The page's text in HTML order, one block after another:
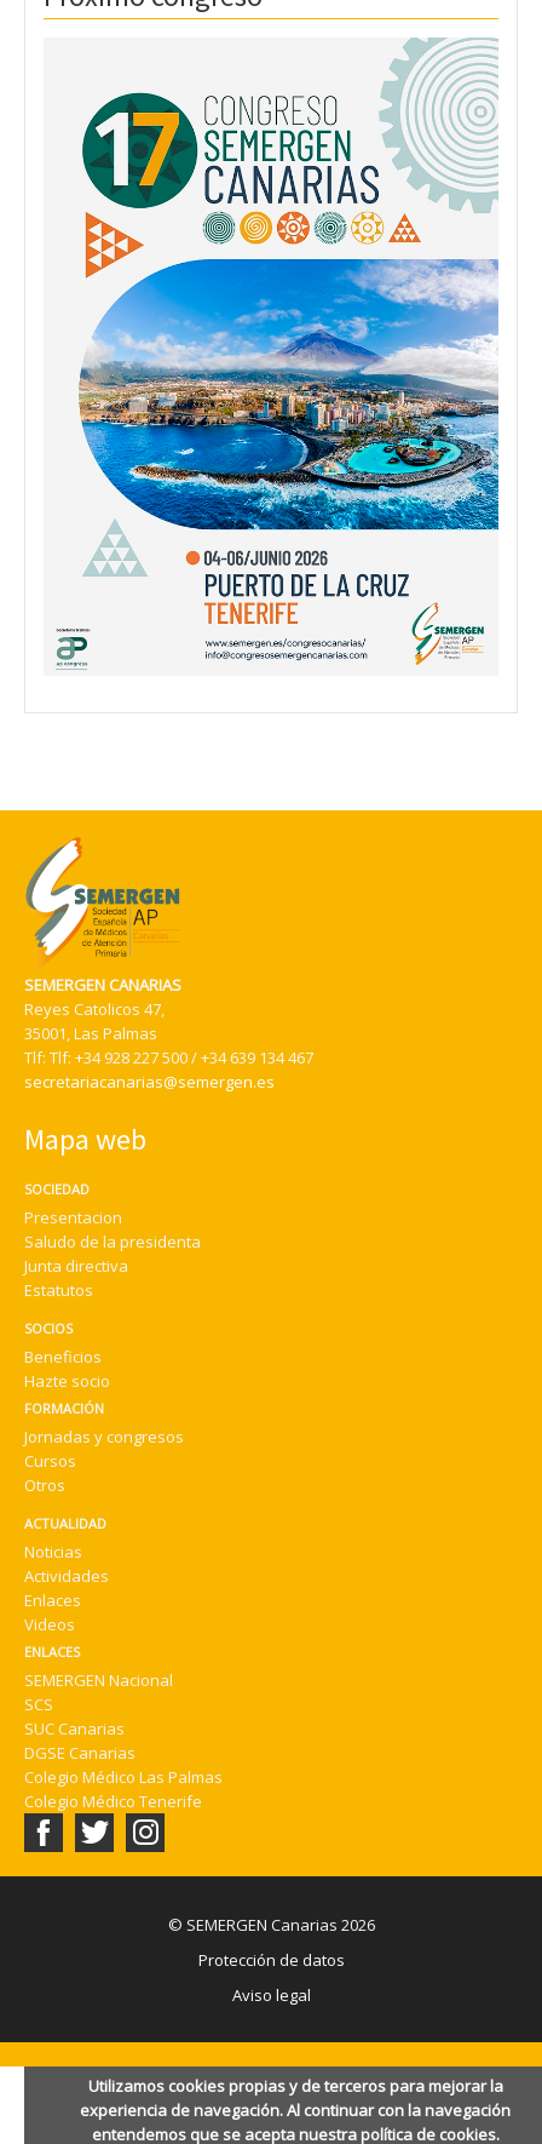
SEMERGEN CANARIAS
Reyes Catolicos 47,
35001, Las Palmas
Tlf: Tlf: +34 928 227 500 / +34 639 134 467
secretariacanarias@semergen.es
Mapa web
SOCIEDAD
Presentacion
Saludo de la presidenta
Junta directiva
Estatutos
SOCIOS
Beneficios
Hazte socio
FORMACIÓN
Jornadas y congresos
Cursos
Otros
ACTUALIDAD
Noticias
Actividades
Enlaces
Videos
ENLACES
SEMERGEN Nacional
SCS
SUC Canarias
DGSE Canarias
Colegio Médico Las Palmas
Colegio Médico Tenerife
© SEMERGEN Canarias 2026
Protección de datos
Aviso legal
Utilizamos cookies propias y de terceros para mejorar la
experiencia de navegación. Al continuar con la navegación
entendemos que se acepta nuestra política de cookies.